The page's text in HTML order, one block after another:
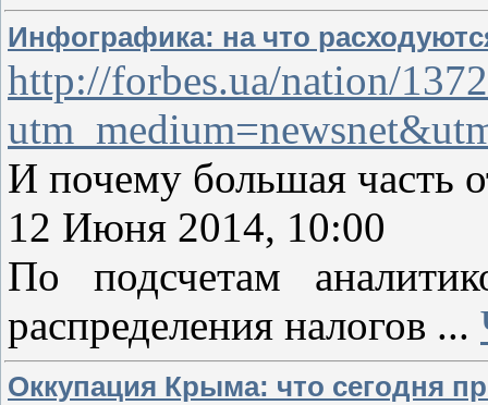
Инфографика: на что
http://forbes.ua/nation/
И почему большая часть
12 Июня 2014, 10:00
По подсчетам
распределения налогов ...
Оккупация Крыма: что сегодня